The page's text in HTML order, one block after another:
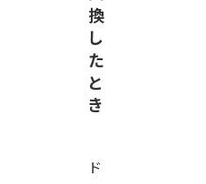
換
し
た
と
き
ド